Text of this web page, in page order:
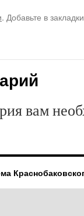
. Добавьте в
вам